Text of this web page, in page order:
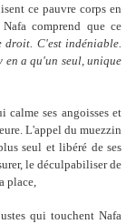
ce pauvre corps en
comprend que ce
droit. C'est indéniable.
a qu'un seul, unique
ses angoisses et
L'appel du muezzin
seul et libéré de ses
le déculpabiliser de
place,
qui touchent Nafa